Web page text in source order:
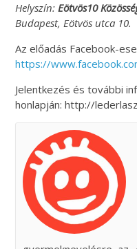
Helyszín: Eötvös10
Budapest, Eötvös utca 10.
Az előadás Facebook-
https://
Jelentkezés és további
honlapján: http://